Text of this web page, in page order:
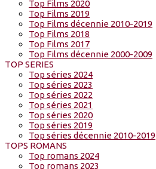
Top Films 2020
Top Films 2019
Top Films décennie 2010-2019
Top Films 2018
Top Films 2017
Top Films décennie 2000-2009
TOP SERIES
Top séries 2024
Top séries 2023
Top séries 2022
Top séries 2021
Top séries 2020
Top séries 2019
Top séries décennie 2010-2019
TOPS ROMANS
Top romans 2024
Top romans 2023